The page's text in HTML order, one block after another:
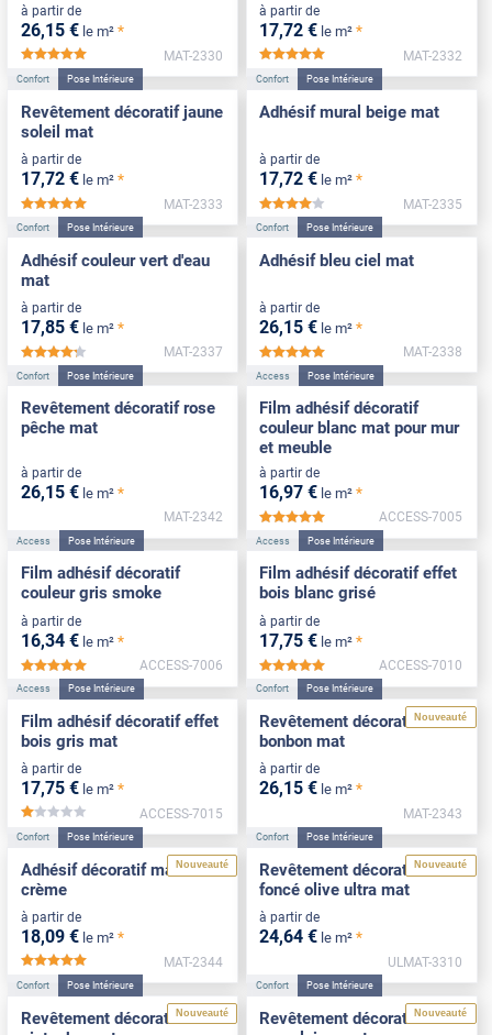
à partir de
26,15 € le m² *
*****
MAT-2330
à partir de
17,72 € le m² *
MAT-2332
Confort Pose Intérieure
Revêtement décoratif jaune
soleil mat
à partir de
17,72 € le m² *
*****
MAT-2333
Confort Pose Intérieure
Adhésif mural beige mat
à partir de
17,72 € le m² *
*****
MAT-2335
Confort Pose Intérieure
Adhésif couleur vert d'eau
mat
à partir de
17,85 € le m² *
*****
MAT-2337
Confort Pose Intérieure
Adhésif bleu ciel mat
à partir de
26,15 € le m² *
MAT-2338
Confort Pose Intérieure
Revêtement décoratif rose
pêche mat
à partir de
26,15 € le m² *
MAT-2342
Access Pose Intérieure
Film adhésif décoratif
couleur blanc mat pour mur
et meuble
à partir de
16,97 € le m² *
ACCESS-7005
Access Pose Intérieure
Film adhésif décoratif
couleur gris smoke
à partir de
16,34 € le m² *
*****
ACCESS-7006
Access Pose Intérieure
Film adhésif décoratif effet
bois blanc grisé
à partir de
17,75 € le m² *
ACCESS-7010
Access Pose Intérieure
Film adhésif décoratif effet
bois gris mat
à partir de
17,75 € le m² *
*****
ACCESS-7015
Nouveauté
Confort Pose Intérieure
Revêtement décoratif rose
bonbon mat
à partir de
26,15 € le m² *
MAT-2343
Nouveauté
Confort Pose Intérieure
Adhésif décoratif mat blanc
crème
à partir de
18,09 € le m² *
*****
MAT-2344
Nouveauté
Confort Pose Intérieure
Revêtement décoratif vert
foncé olive ultra mat
à partir de
24,64 € le m² *
ULMAT-3310
Nouveauté
Confort Pose Intérieure
Revêtement décoratif vert
Nouveauté
Confort Pose Intérieure
Revêtement décoratif